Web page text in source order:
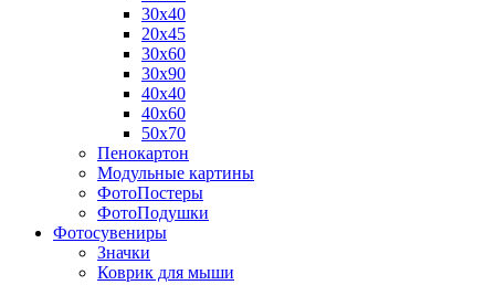
30х40
20х45
30х60
30х90
40х40
40х60
50х70
Пенокартон
Модульные картины
ФотоПостеры
ФотоПодушки
Фотоcувениры
Значки
Коврик для мыши